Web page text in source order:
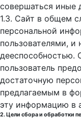
совершаться иные
1.3. Сайт в общем
персональной
пользователями, и
дееспособностью.
пользователь
достаточную
предлагаемым в
эту информацию в
2. Цели сбора и обработки